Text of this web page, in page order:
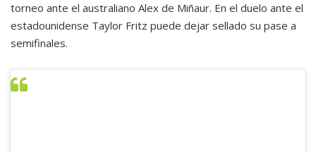
torneo ante el australiano Alex de Miñaur. En el duelo ante el
estadounidense Taylor Fritz puede dejar sellado su pase a
semifinales.